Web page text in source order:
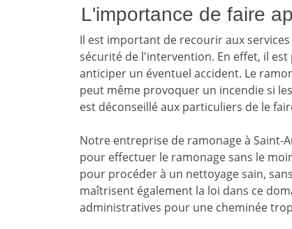
L'importance de faire
Il est important de recourir aux
sécurité de l'intervention. En effet, il
anticiper un éventuel accident. Le
peut même provoquer un incendie si
est déconseillé aux particuliers de le
Notre entreprise de ramonage à
pour effectuer le ramonage sans le
pour procéder à un nettoyage sain,
maîtrisent également la loi dans ce
administratives pour une cheminée